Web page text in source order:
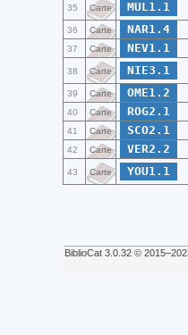
35 Carte MUL1.1
36 Carte NAR1.4
37 Carte NEV1.1
38 Carte NIE3.1
39 Carte OME1.2
40 Carte ROG2.1
41 Carte SCO2.1
42 Carte VER2.2
43 Carte YOU1.1
BiblioCat 3.0.32 ©